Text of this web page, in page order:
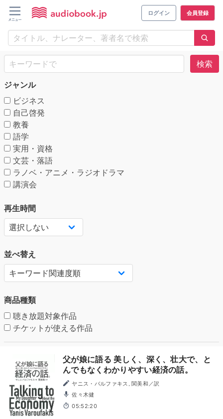
ログイン 会員登録
検索
ジャンル
ビジネス
自己啓発
教養
語学
実用・資格
文芸・落語
ラノベ・アニメ・ラジオドラマ
講演会
再生時間
並べ替え
商品種類
聴き放題対象作品
チケットが使える作品
父が娘に語る 美しく、深く、壮大で、と
んでもなくわかりやすい経済の話。
ヤニス・バルファキス, 関美和／訳
佐々木健
05:52:20